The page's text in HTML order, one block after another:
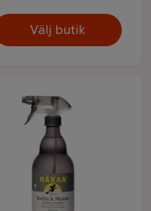
Välj butik